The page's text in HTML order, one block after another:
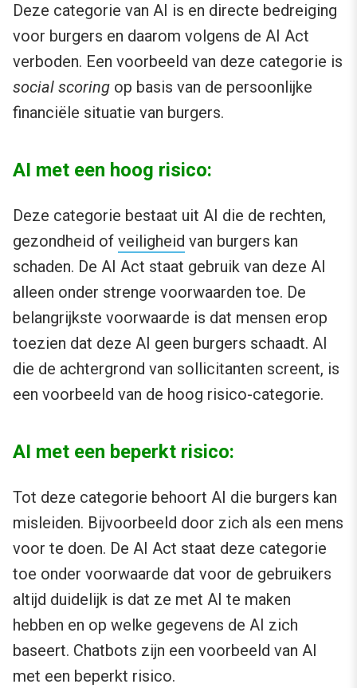
Deze categorie van AI is en directe bedreiging
voor burgers en daarom volgens de AI Act
verboden. Een voorbeeld van deze categorie is
social scoring op basis van de persoonlijke
financiële situatie van burgers.
AI met een hoog risico:
Deze categorie bestaat uit AI die de rechten,
gezondheid of veiligheid van burgers kan
schaden. De AI Act staat gebruik van deze AI
alleen onder strenge voorwaarden toe. De
belangrijkste voorwaarde is dat mensen erop
toezien dat deze AI geen burgers schaadt. AI
die de achtergrond van sollicitanten screent, is
een voorbeeld van de hoog risico-categorie.
AI met een beperkt risico:
Tot deze categorie behoort AI die burgers kan
misleiden. Bijvoorbeeld door zich als een mens
voor te doen. De AI Act staat deze categorie
toe onder voorwaarde dat voor de gebruikers
altijd duidelijk is dat ze met AI te maken
hebben en op welke gegevens de AI zich
baseert. Chatbots zijn een voorbeeld van AI
met een beperkt risico.